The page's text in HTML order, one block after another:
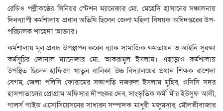
রেডিও পল্লীকণ্ঠের সিনিয়র স্টেশন ম্যানেজার মো. মেহেদি হাসানের সঞ্চালনায়
দিনব্যাপী কর্মশালায় প্রধান অতিথি ছিলেন জেলা মহিলা বিষয়ক অধিদপ্তরের উপ-
পরিচালক শাহেদা আক্তার।
কর্মশালায় মূল প্রবন্ধ উপস্থাপন করেন ব্র্যাক সামাজিক ক্ষমতায়ন ও আইনি সুরক্ষা
কর্মসূচির জোনাল ম্যানেজার মো. আকরামুল ইসলাম। এছাড়াও কর্মশালায়
উপস্থিত ছিলেন হাফিজা খাতুন বালিকা উচ্চ বিদ্যালয়ের প্রধান শিক্ষক রাশেদা
বেগম, জেলা পলিসি ফোরামের সভাপতি নজরুল ইসলাম মুহিব, ওসিসি সদর
হাসপাতালের প্রোগ্রাম অফিসার দীপংকর দেব, সাংস্কৃতিক কর্মী মীর ইউসুফ আলী,
গালর্স গাইড এসোসিয়েসনের সাধারন সম্পাদক মাধুরী মজুমদার, মৌলভীবাজার